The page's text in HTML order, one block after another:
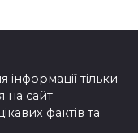
тільки
на сайт
фактів та